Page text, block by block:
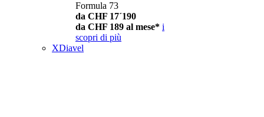
Formula 73
da CHF 17´190
da CHF 189 al mese* i
scopri di più
XDiavel